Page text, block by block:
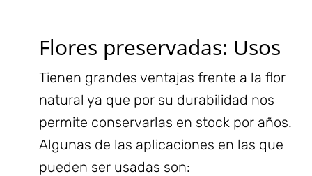
Flores preservadas: Usos
Tienen grandes ventajas frente a la flor
natural ya que por su durabilidad nos
permite conservarlas en stock por años.
Algunas de las aplicaciones en las que
pueden ser usadas son: